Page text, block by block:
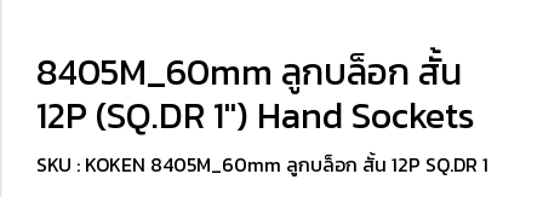
8405M_60mm ลูกบล็อก สั้น
12P (SQ.DR 1") Hand Sockets
SKU : KOKEN 8405M_60mm ลูกบล็อก สั้น 12P SQ.DR 1